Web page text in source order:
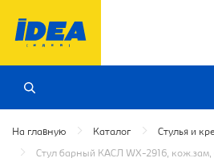
На главную Каталог Стулья и
Стул барный КАСЛ WX-2916,